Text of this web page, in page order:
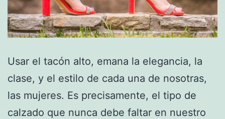
Usar el tacón alto, emana la elegancia, la
clase, y el estilo de cada una de nosotras,
las mujeres. Es precisamente, el tipo de
calzado que nunca debe faltar en nuestro